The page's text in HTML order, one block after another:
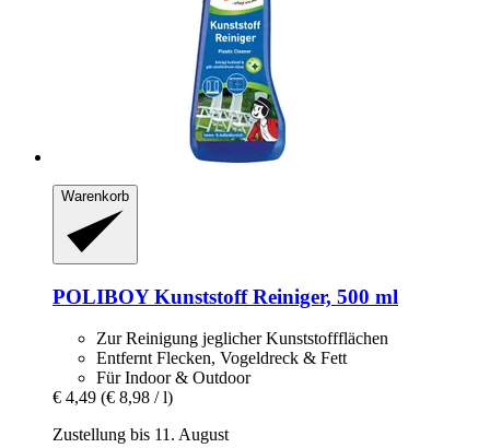
Warenkorb
POLIBOYKunststoff Reiniger, 500 ml
Zur Reinigung jeglicher Kunststoffflächen
Entfernt Flecken, Vogeldreck & Fett
Für Indoor & Outdoor
€ 4,49 (€ 8,98 / l)
Zustellung bis 11. August